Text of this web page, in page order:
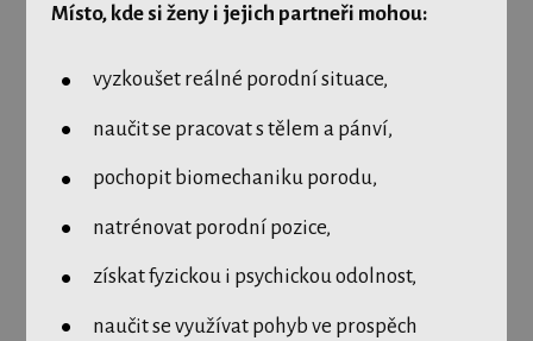
Místo, kde si ženy i jejich partneři mohou:
vyzkoušet reálné porodní situace,
naučit se pracovat s tělem a pánví,
pochopit biomechaniku porodu,
natrénovat porodní pozice,
získat fyzickou i psychickou odolnost,
naučit se využívat pohyb ve prospěch